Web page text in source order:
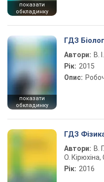
показати
обкладинку
показати
обкладинку
ГДЗ
Автори: В.
Рік: 2015
Опис:
ГДЗ
Автори: В.
О.
Рік: 2016